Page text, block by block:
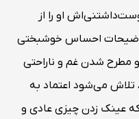
او را از
توضیحات احساس خوشبختی
مطرح شدن غم و ناراحتی
تلاش می‌شود اعتماد به
عینک زدن چیزی عادی و